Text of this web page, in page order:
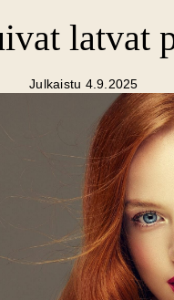
latvat
Julkaistu 4.9.2025